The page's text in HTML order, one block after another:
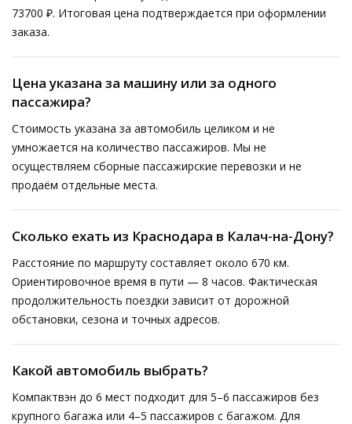
73700 ₽. Итоговая цена подтверждается при оформлении
заказа.
Цена указана за машину или за одного
пассажира?
Стоимость указана за автомобиль целиком и не
умножается на количество пассажиров. Мы не
осуществляем сборные пассажирские перевозки и не
продаём отдельные места.
Сколько ехать из Краснодара в Калач-на-Дону?
Расстояние по маршруту составляет около 670 км.
Ориентировочное время в пути — 8 часов. Фактическая
продолжительность поездки зависит от дорожной
обстановки, сезона и точных адресов.
Какой автомобиль выбрать?
Компактвэн до 6 мест подходит для 5–6 пассажиров без
крупного багажа или 4–5 пассажиров с багажом. Для